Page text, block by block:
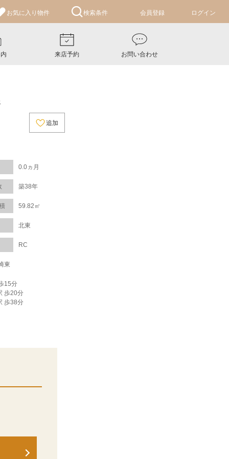
お気に入り 物件 検索条件 会員登録 ログイン
来店予約 お問い合わせ
追加
0.0ヵ月
築38年
59.82㎡
北東
RC
東
15分
歩20分
歩38分